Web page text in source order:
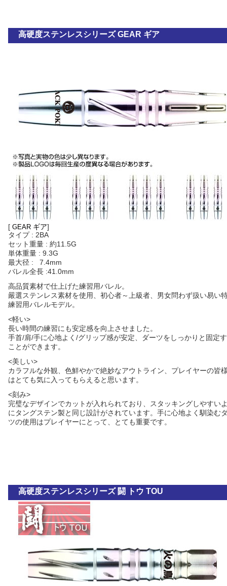
高硬度ステンレスシリーズ GEAR ギア
[ GEAR ギア]
タイプ : 2BA
セット重量 : 約11.5G
単体重量 : 9.3G
最大径 : 7.4mm
バレル全長 :41.0mm
高品質素材で仕上げた練習用バレル。
嚴選ステンレス素材を使用、初心者～上級者、男女問わず扱い易い
練習用バレルモデル。
<軽い>
長い時間の練習にも安定感を向上させました。
手首/肩/手に心地よく/グリップ感が安定、ダーツをしっかりと固定
ことができます。
<美しい>
カラフルな外観、色鮮やかで絶妙なアウトライン、プレイヤーの皆
はとても気に入ってもらえると思います。
<刻み>
完璧なデザインでカットが入れられており、スタッキングしやすい
にタングステン製と同じ設計がされています。手に心地よく馴染む
ツの使用はプレイヤーにとって、とても重要です。
高硬度ステンレスシリーズ 闘 トウ TOU